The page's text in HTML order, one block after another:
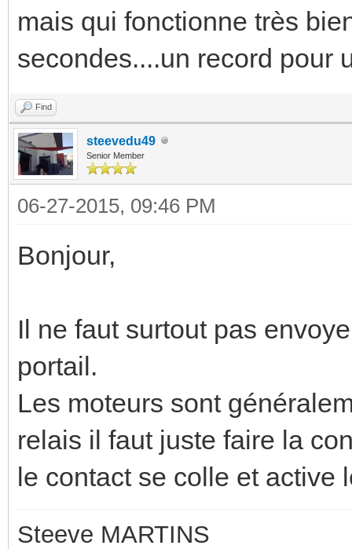
mais qui fonctionne très
secondes....un record pour
Find
steevedu49
Senior Member
06-27-2015, 09:46 PM
Bonjour,
Il ne faut surtout pas
portail.
Les moteurs sont
relais il faut juste faire la
le contact se colle et active
Steeve MARTINS